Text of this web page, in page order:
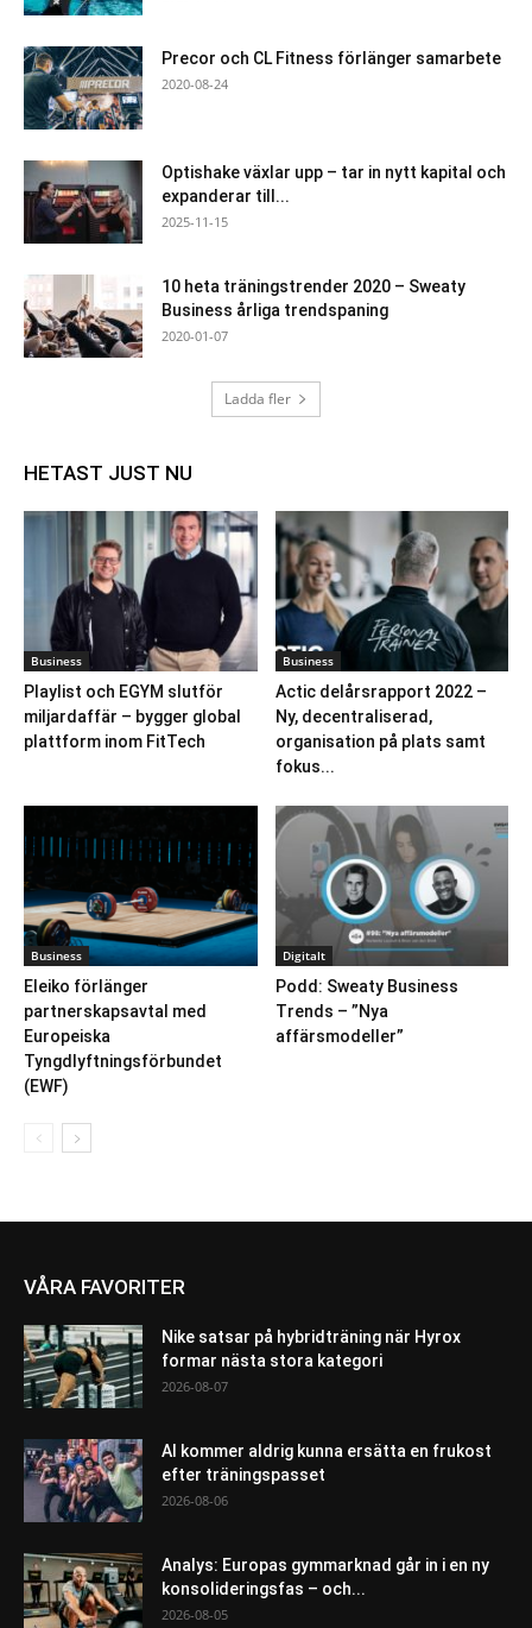
Precor och CL Fitness förlänger samarbete
2020-08-24
Optishake växlar upp – tar in nytt kapital och
expanderar till...
2025-11-15
10 heta träningstrender 2020 – Sweaty
Business årliga trendspaning
2020-01-07
Ladda fler
HETAST JUST NU
Business
Playlist och EGYM slutför
miljardaffär – bygger global
plattform inom FitTech
Business
Actic delårsrapport 2022 –
Ny, decentraliserad,
organisation på plats samt
fokus...
Business
Eleiko förlänger
partnerskapsavtal med
Europeiska
Tyngdlyftningsförbundet
(EWF)
Digitalt
Podd: Sweaty Business
Trends – ”Nya
affärsmodeller”
VÅRA FAVORITER
Nike satsar på hybridträning när Hyrox
formar nästa stora kategori
2026-08-07
AI kommer aldrig kunna ersätta en frukost
efter träningspasset
2026-08-06
Analys: Europas gymmarknad går in i en ny
konsolideringsfas – och...
2026-08-05